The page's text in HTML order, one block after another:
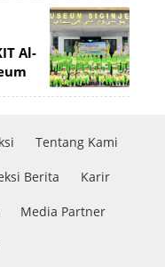
Al-
Tentang Kami
Berita Karir
Media Partner